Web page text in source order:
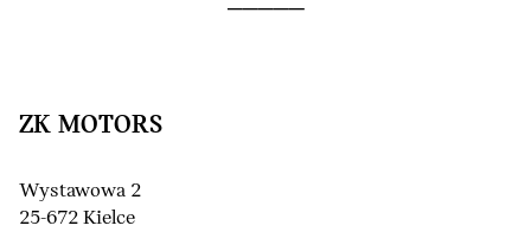
ZK MOTORS
Wystawowa 2
25-672 Kielce